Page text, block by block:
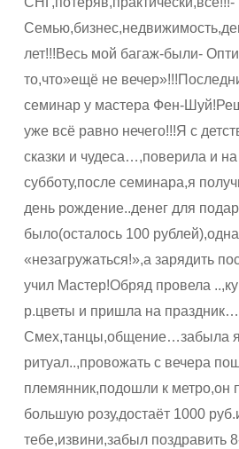
лет!!!Весь мой багаж-были-
то,что»ещё не
семинар у мастера Фен-
уже всё равно нечего!!!Я с
сказки и чудеса…,поверила и на
субботу,после семинара,я
день рождение..денег для
было(осталось 100
«незагружаться!»,а зарядить
учил Мастер!Обряд провела
р.цветы и пришла на
Смех,танцы,общение…забыла
ритуал..,провожать с вечера
племянник,подошли к метро,он
большую розу,достаёт 1000
тебе,извини,забыл поздравить